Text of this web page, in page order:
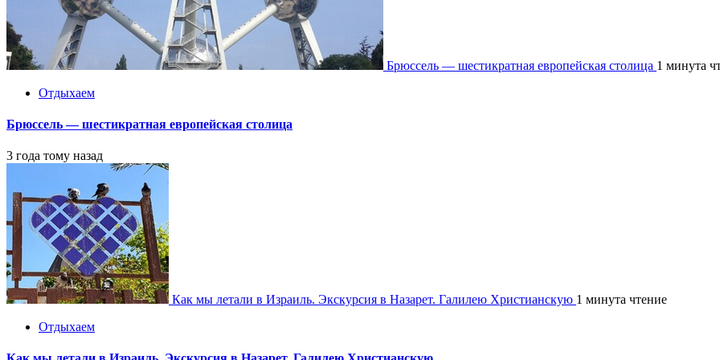
Брюссель — шестикратная европейская столица 1 минута
Отдыхаем
Брюссель — шестикратная европейская столица
3 года тому назад
Как мы летали в Израиль. Экскурсия в Назарет. Галилею Христианскую 1 минута чтение
Отдыхаем